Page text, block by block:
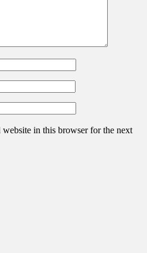
website in this browser for the next